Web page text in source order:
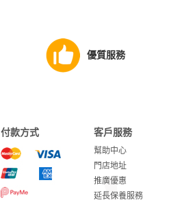
優質服務
付款方式 客戶服務
幫助中心
門店地址
推廣優惠
延長保養服務